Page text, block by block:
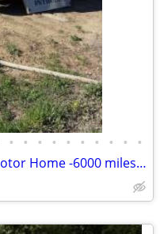
• • • • • • • • • •
2005 DAMON INTRUDER 391 Motor Home -6000 miles- REPAIRABLE RV Camper